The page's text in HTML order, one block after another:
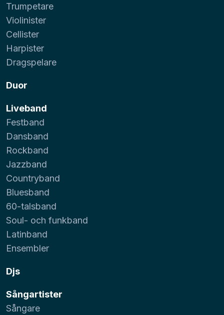
Trumpetare
Violinister
Cellister
Harpister
Dragspelare
Duor
Liveband
Festband
Dansband
Rockband
Jazzband
Countryband
Bluesband
60-talsband
Soul- och funkband
Latinband
Ensembler
Djs
Sångartister
Sångare